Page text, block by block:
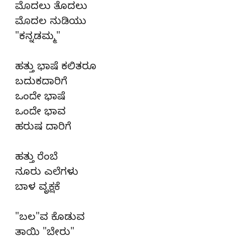
ಮೊದಲು ತೊದಲು
ಮೊದಲ ನುಡಿಯು
"ಕನ್ನಡಮ್ಮ"
ಹತ್ತು ಭಾಷೆ ಕಲಿತರೂ
ಬದುಕದಾರಿಗೆ
ಒಂದೇ ಭಾಷೆ
ಒಂದೇ ಭಾವ
ಹರುಷ ದಾರಿಗೆ
ಹತ್ತು ರೆಂಬೆ
ನೂರು ಎಲೆಗಳು
ಬಾಳ ವೃಕ್ಷಕೆ
"ಬಲ"ವ ಕೊಡುವ
ತಾಯಿ "ಬೇರು"